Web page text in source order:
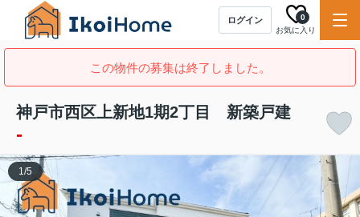
ログイン
お気に入り
0
この物件の募集は終了しました。
神戸市西区上新地1期2丁目 新築戸建
-
1/5